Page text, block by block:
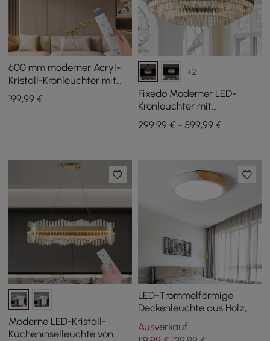
600 mm moderner Acryl-
Kristall-Kronleuchter mit
drei Farbtemperaturen und
Fernbedienung
199,99 €
+2
Fixedo Moderner LED-
Kronleuchter mit
mehrstufigen Kristallen,
Schwarzlicht
299,99 € - 599,99 €
Moderne LED-Kristall-
Kücheninselleuchte von
LED-Trommelförmige
Deckenleuchte aus Holz,
Metall und Acryl, groß,
bündig, weiß dimmbar
Ausverkauf